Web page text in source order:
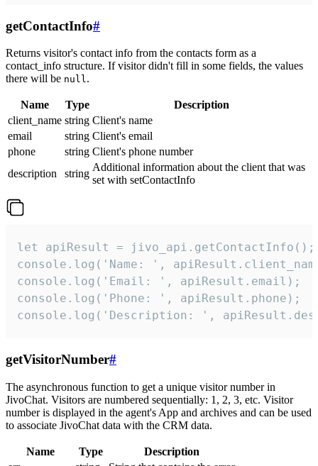
getContactInfo#
Returns visitor's contact info from the contacts form as a
contact_info structure. If visitor didn't fill in some fields, the values
there will be null.
Name Type
Description
client_name string Client's name
email
string Client's email
phone
string Client's phone number
description
string
Additional information about the client that was
set with setContactInfo
let apiResult = jivo_api.getContactInfo();
console.log('Name: ',
console.log('Email: ', apiResult.email);
console.log('Phone: ', apiResult.phone);
console.log('Description: ',
getVisitorNumber#
The asynchronous function to get a unique visitor number in
JivoChat. Visitors are numbered sequentially: 1, 2, 3, etc. Visitor
number is displayed in the agent's App and archives and can be used
to associate JivoChat data with the CRM data.
Name Type
Description